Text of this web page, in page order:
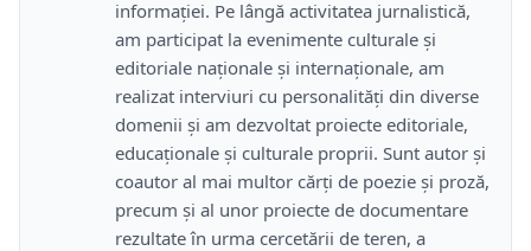
informației. Pe lângă activitatea jurnalistică,
am participat la evenimente culturale și
editoriale naționale și internaționale, am
realizat interviuri cu personalități din diverse
domenii și am dezvoltat proiecte editoriale,
educaționale și culturale proprii. Sunt autor și
coautor al mai multor cărți de poezie și proză,
precum și al unor proiecte de documentare
rezultate în urma cercetării de teren, a